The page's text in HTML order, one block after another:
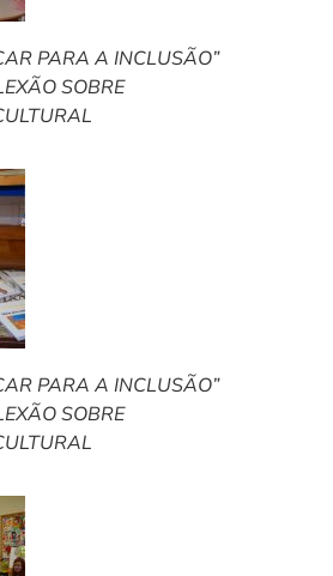
PARA A INCLUSÃO”
SOBRE
PARA A INCLUSÃO”
SOBRE